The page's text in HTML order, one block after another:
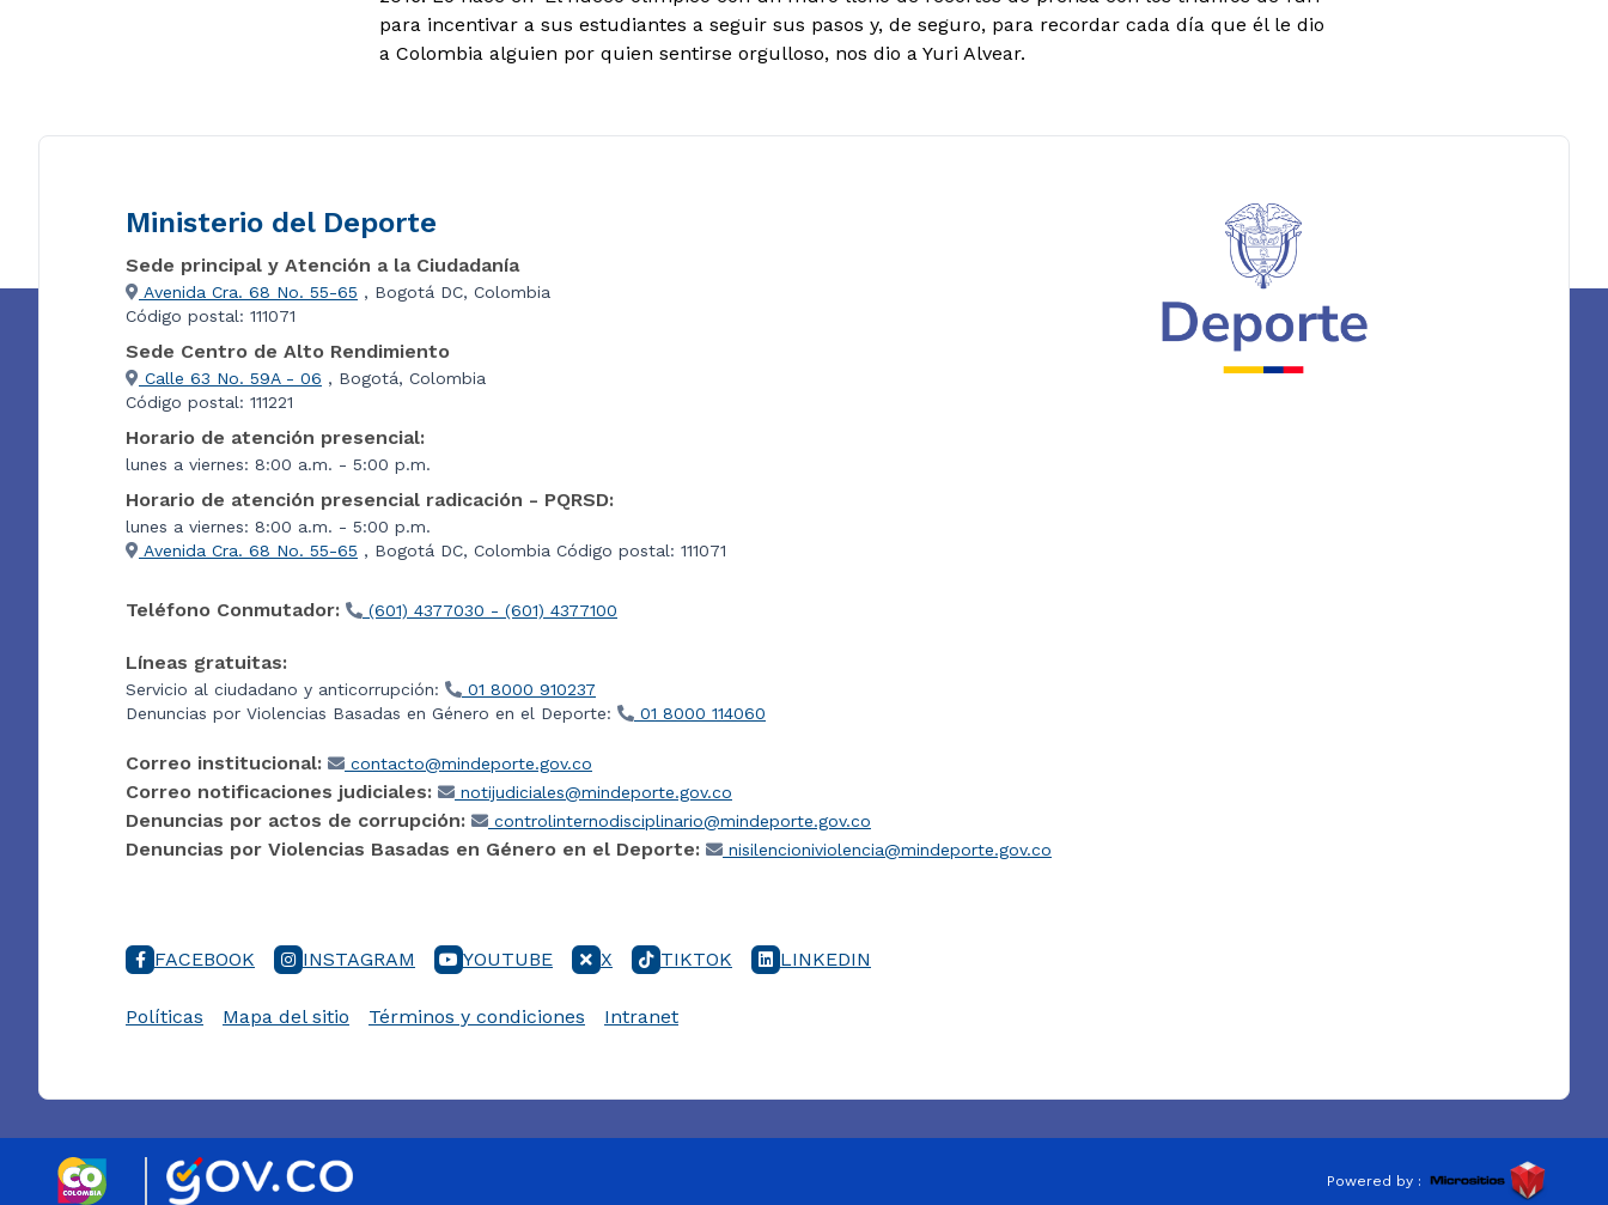
para incentivar a sus estudiantes a seguir sus pasos y, de seguro, para recordar cada día que él le dio
a Colombia alguien por quien sentirse orgulloso, nos dio a Yuri Alvear.
Ministerio del Deporte
Sede principal y Atención a la Ciudadanía
Avenida Cra. 68 No. 55-65 , Bogotá DC, Colombia
Código postal: 111071
Sede Centro de Alto Rendimiento
Calle 63 No. 59A - 06 , Bogotá, Colombia
Código postal: 111221
Horario de atención presencial:
lunes a viernes: 8:00 a.m. - 5:00 p.m.
Horario de atención presencial radicación - PQRSD:
lunes a viernes: 8:00 a.m. - 5:00 p.m.
Avenida Cra. 68 No. 55-65 , Bogotá DC, Colombia Código postal: 111071
Teléfono Conmutador: (601) 4377030 - (601) 4377100
Líneas gratuitas:
Servicio al ciudadano y anticorrupción:
01 8000 910237
Denuncias por Violencias Basadas en Género en el Deporte:
01 8000 114060
Correo institucional: contacto@mindeporte.gov.co
Correo notificaciones judiciales: notijudiciales@mindeporte.gov.co
Denuncias por actos de corrupción: controlinternodisciplinario@mindeporte.gov.co
Denuncias por Violencias Basadas en Género en el Deporte: nisilencioniviolencia@mindeporte.gov.co
FACEBOOK INSTAGRAM YOUTUBE X TIKTOK LINKEDIN
Políticas Mapa del sitio Términos y condiciones Intranet
Powered by :